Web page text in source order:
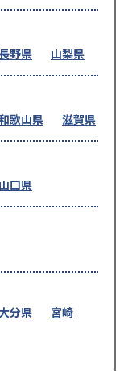
野県 山梨県
歌山県 滋賀県
山口県
分県
宮崎